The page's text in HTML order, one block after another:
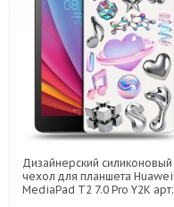
Дизайнерский силиконовый
чехол для планшета Huawei
MediaPad T2 7.0 Pro Y2K арт: